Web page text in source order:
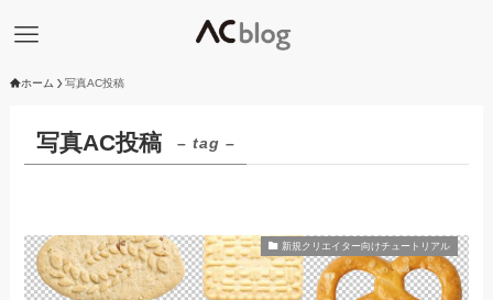
ホーム 写真AC投稿
写真AC投稿 – tag –
新規クリエイター向けチュートリアル